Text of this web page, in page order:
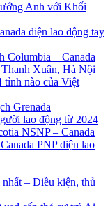
Anh với Khối
diện lao động tay
Columbia – Canada
Xuân, Hà Nội
tỉnh nào của Việt
Grenada
lao động từ 2024
NSNP – Canada
PNP diện lao
– Điều kiện, thủ